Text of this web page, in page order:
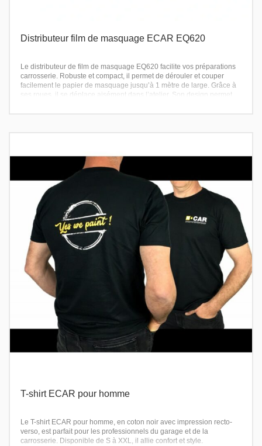
Distributeur film de masquage ECAR EQ620
Le distributeur de film de masquage EQ620 facilite vos préparations
carrosserie. Robuste et compact, il permet de dérouler et couper
facilement le papier de masquage jusqu’à 1 mètre de large. Grâce à
ses roues, il se déplace aisément dans l’atelier. Son design permet
T-shirt ECAR pour homme
Le T-shirt ECAR pour homme, en coton noir avec impression recto-
verso, est parfait pour les professionnels du garage et de la
carrosserie. Disponible de S à XXL, il allie confort et style.